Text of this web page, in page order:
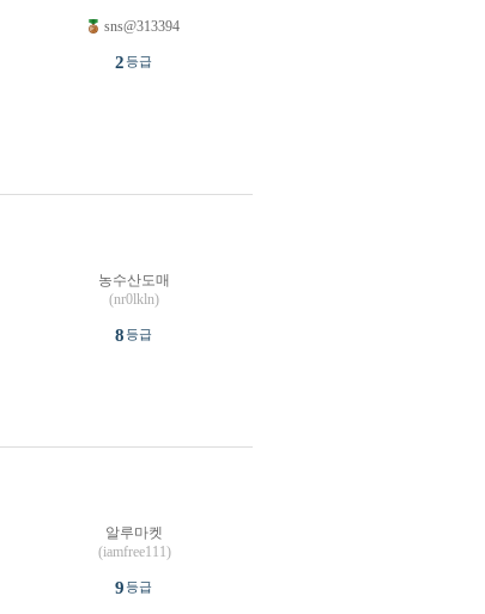
sns@313394
2등급
농수산도매
(nr0lkln)
8등급
알루마켓
(iamfree111)
9등급